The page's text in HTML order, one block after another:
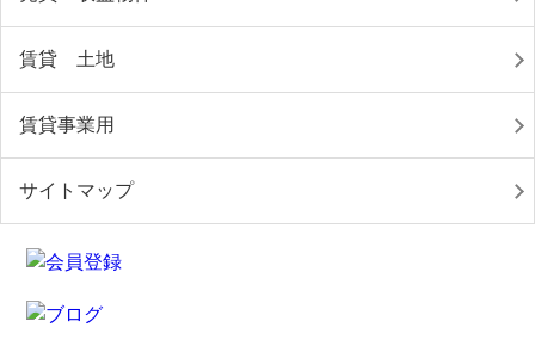
賃貸 土地
賃貸事業用
サイトマップ